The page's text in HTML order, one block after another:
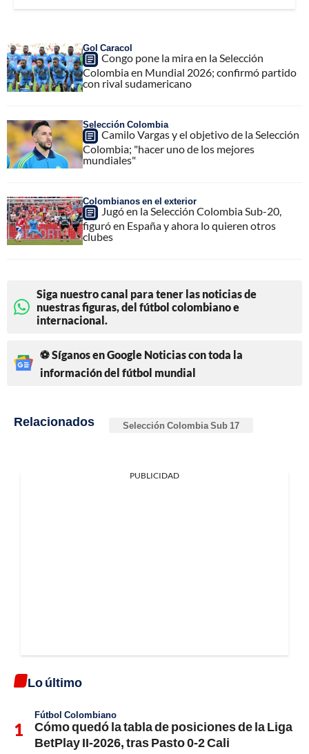
Gol Caracol
Congo pone la mira en la Selección
Colombia en Mundial 2026; confirmó partido
con rival sudamericano
Selección Colombia
Camilo Vargas y el objetivo de la Selección
Colombia; "hacer uno de los mejores
mundiales"
Colombianos en el exterior
Jugó en la Selección Colombia Sub-20,
figuró en España y ahora lo quieren otros
clubes
Siga nuestro canal para tener las noticias de
nuestras figuras, del fútbol colombiano e
internacional.
⚽ Síganos en Google Noticias con toda la
información del fútbol mundial
Relacionados Selección Colombia Sub 17
PUBLICIDAD
Lo último
Fútbol Colombiano
Cómo quedó la tabla de posiciones de la Liga
BetPlay II-2026, tras Pasto 0-2 Cali